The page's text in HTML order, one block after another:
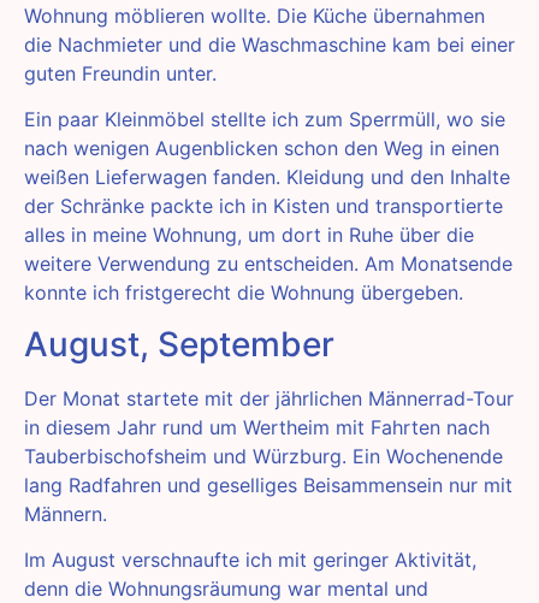
Wohnung möblieren wollte. Die Küche übernahmen
die Nachmieter und die Waschmaschine kam bei einer
guten Freundin unter.
Ein paar Kleinmöbel stellte ich zum Sperrmüll, wo sie
nach wenigen Augenblicken schon den Weg in einen
weißen Lieferwagen fanden. Kleidung und den Inhalte
der Schränke packte ich in Kisten und transportierte
alles in meine Wohnung, um dort in Ruhe über die
weitere Verwendung zu entscheiden. Am Monatsende
konnte ich fristgerecht die Wohnung übergeben.
August, September
Der Monat startete mit der jährlichen Männerrad-Tour
in diesem Jahr rund um Wertheim mit Fahrten nach
Tauberbischofsheim und Würzburg. Ein Wochenende
lang Radfahren und geselliges Beisammensein nur mit
Männern.
Im August verschnaufte ich mit geringer Aktivität,
denn die Wohnungsräumung war mental und